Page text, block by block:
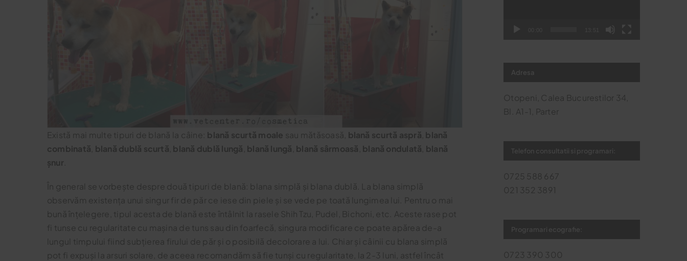
Există mai multe tipuri de blană la câine: blană scurtă moale sau mătăsoasă, blană scurtă aspră blană
combinată blană dublă scurtă blană dublă lungă blană lungă blană sârmoasă blană ondulată blană
șnur
În general se vorbește despre două tipuri de blană: blana simplă și blana dublă. La blana simplă
observăm existența unui singur fir de păr ce iese din piele și se vede pe toată lungimea lui. Pentru o mai
bună înțelegere, tipul acesta de blană este întâlnit la rasele Shih Tzu, Pudel, Bichoni, etc. Aceste rase pot
fi tunse cu regularitate cu mașina de tuns sau din foarfecă, singura modificare ce poate apărea de-a
lungul timpului fiind subțierea firului de păr și o posibilă decolorare a lui. Chiar și câinii cu blana simplă
pot fi expuși la arsuri solare, de aceea recomandăm să fie tunși cu regularitate, la 2-3 luni, astfel încât
Adresa
Otopeni, Calea Bucurestilor 34,
Bl. A1-1, Parter
Telefon consultatii si programari:
0725 588 667
021 352 3891
Programari ecografie:
0723 390 300